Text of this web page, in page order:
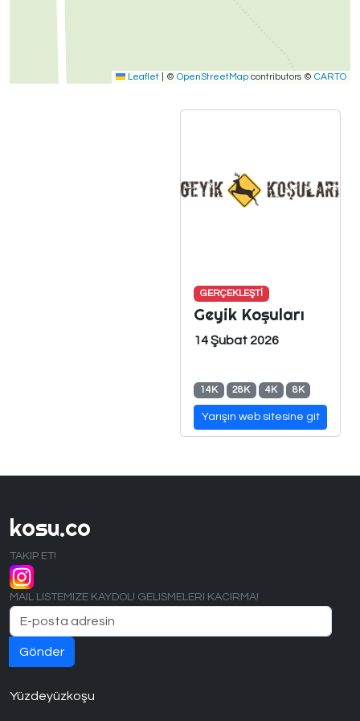
Leaflet © OpenStreetMap contributors © CARTO
GERÇEKLEŞTİ
Geyik Koşuları
14 Şubat 2026
14K 28K 4K 8K
Yarışın web sitesine git
kosu.co
TAKIP ET!
MAIL LISTEMIZE KAYDOL! GELISMELERI KACIRMA!
Yüzdeyüzkoşu